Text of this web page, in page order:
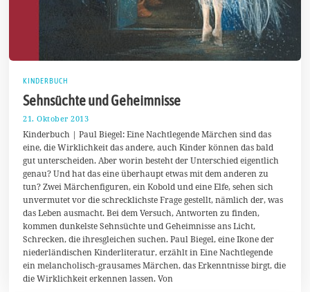
KINDERBUCH
Sehnsüchte und Geheimnisse
21. Oktober 2013
.
A
u
g
u
s
t
2
0
1
7
Kinderbuch | Paul Biegel: Eine Nachtlegende Märchen sind das
eine, die Wirklichkeit das andere, auch Kinder können das bald
gut unterscheiden. Aber worin besteht der Unterschied eigentlich
genau? Und hat das eine überhaupt etwas mit dem anderen zu
tun? Zwei Märchenfiguren, ein Kobold und eine Elfe, sehen sich
unvermutet vor die schrecklichste Frage gestellt, nämlich der, was
das Leben ausmacht. Bei dem Versuch, Antworten zu finden,
kommen dunkelste Sehnsüchte und Geheimnisse ans Licht,
Schrecken, die ihresgleichen suchen. Paul Biegel, eine Ikone der
niederländischen Kinderliteratur, erzählt in Eine Nachtlegende
ein melancholisch-grausames Märchen, das Erkenntnisse birgt, die
die Wirklichkeit erkennen lassen. Von